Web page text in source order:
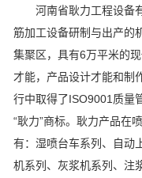
河南省耿力工程设备有
筋加工设备研制与出产的
集聚区，具有6万平米的
才能，产品设计才能和制
行中取得了ISO9001质量
“耿力”商标。耿力产品在
有：湿喷台车系列、自动
机系列、灰浆机系列、注